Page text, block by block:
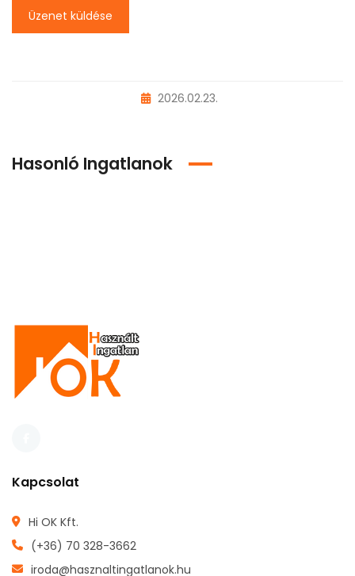
Üzenet küldése
2026.02.23.
Hasonló Ingatlanok
Kapcsolat
Hi OK Kft.
(+36) 70 328-3662
iroda@hasznaltingatlanok.hu